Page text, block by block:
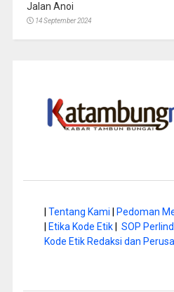
Jalan Anoi
14 September 2024
Tentang Kami Pedoman
Etika Kode Etik| SOP
Kode Etik Redaksi dan